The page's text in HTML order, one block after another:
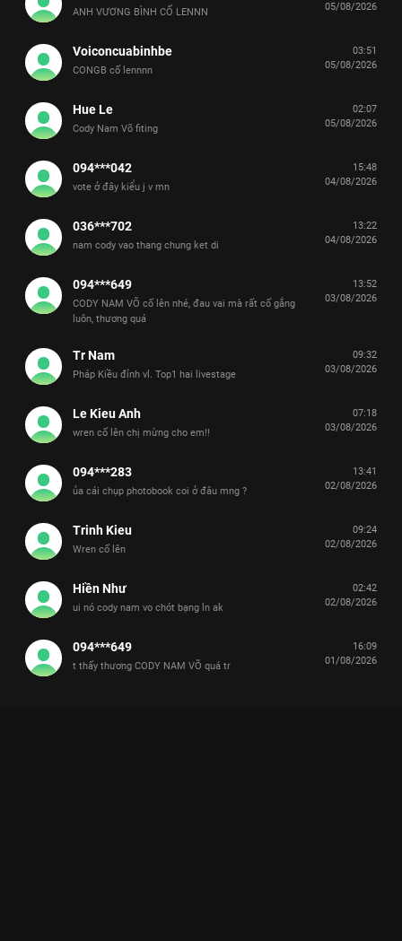
ANH VƯƠNG BÌNH CỐ LENNN 05/08/2026
Voiconcuabinhbe
CONGB cố lennnn
03:51
05/08/2026
Hue Le
Cody Nam Võ fiting
02:07
05/08/2026
094***042
vote ở đây kiểu j v mn
15:48
04/08/2026
036***702
nam cody vao thang chung ket di
13:22
04/08/2026
094***649
CODY NAM VÕ cố lên nhé, đau vai mà rất cố gắng
luôn, thương quá
13:52
03/08/2026
Tr Nam
Pháp Kiều đỉnh vl. Top1 hai livestage
09:32
03/08/2026
Le Kieu Anh
wren cố lên chị mừng cho em!!
07:18
03/08/2026
094***283
ủa cái chụp photobook coi ở đâu mng ?
13:41
02/08/2026
Trinh Kieu
Wren cố lên
09:24
02/08/2026
Hiền Như
ui nó cody nam vo chót bạng ln ak
02:42
02/08/2026
094***649
t thấy thương CODY NAM VÕ quá tr
16:09
01/08/2026